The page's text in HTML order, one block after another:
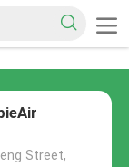
Street,